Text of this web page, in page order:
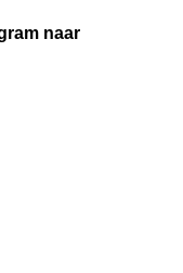
naar